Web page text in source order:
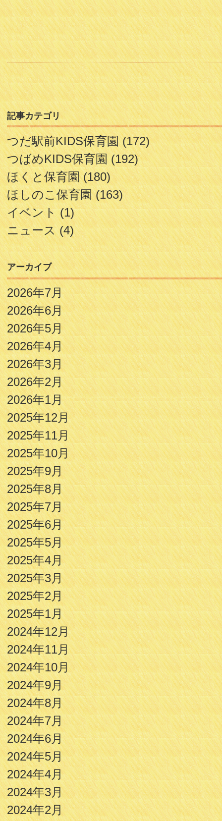
記事カテゴリ
つだ駅前KIDS保育園(172)
つばめKIDS保育園(192)
ほくと保育園(180)
ほしのこ保育園(163)
イベント(1)
ニュース(4)
アーカイブ
2026年7月
2026年6月
2026年5月
2026年4月
2026年3月
2026年2月
2026年1月
2025年12月
2025年11月
2025年10月
2025年9月
2025年8月
2025年7月
2025年6月
2025年5月
2025年4月
2025年3月
2025年2月
2025年1月
2024年12月
2024年11月
2024年10月
2024年9月
2024年8月
2024年7月
2024年6月
2024年5月
2024年4月
2024年3月
2024年2月